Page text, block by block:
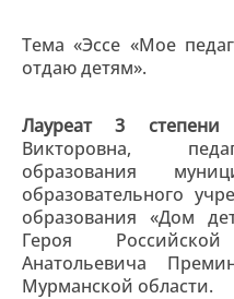
Тема «Эссе «Мое
отдаю детям».
Лауреат 3 степени
Викторовна,
образования
образовательного
образования «Дом
Героя
Анатольевича
Мурманской области.